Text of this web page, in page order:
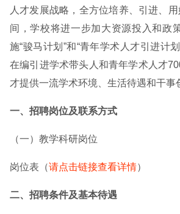
人才发展战略，全方位培养、引进、用
间，学校将进一步加大资源投入和政
施“骏马计划”和“青年学术人才引进计
在编引进学术带头人和青年学术人才
才提供一流学术环境、生活待遇和干事
一、招聘岗位及联系方式
（一）教学科研岗位
岗位表（请点击链接查看详情）
二、招聘条件及基本待遇